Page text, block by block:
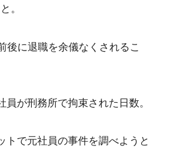
。
後に退職を余儀なくされるこ
員が刑務所で拘束された日数。
トで元社員の事件を調べようと